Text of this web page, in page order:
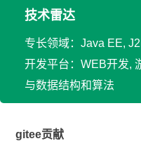
技术雷达
专长领域：Java EE,
开发平台：WEB开发,
与数据结构和算法
gitee贡献